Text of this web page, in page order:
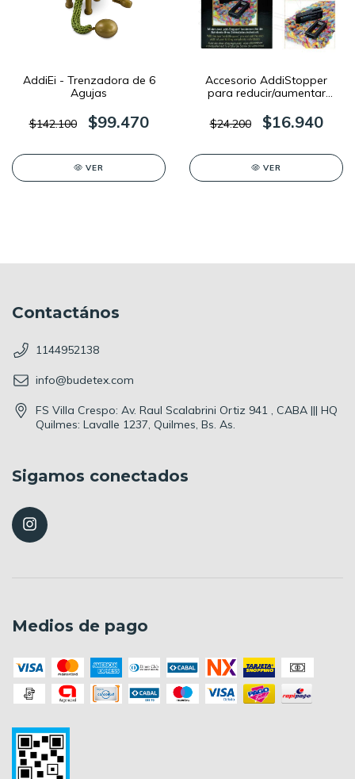
AddiEi - Trenzadora de 6
Agujas
$142.100 $99.470
VER
Accesorio AddiStopper
para reducir/aumentar
Professional y AddiExpress
King
$24.200 $16.940
VER
Contactános
1144952138
info@budetex.com
FS Villa Crespo: Av. Raul Scalabrini Ortiz 941 , CABA ||| HQ
Quilmes: Lavalle 1237, Quilmes, Bs. As.
Sigamos conectados
Medios de pago